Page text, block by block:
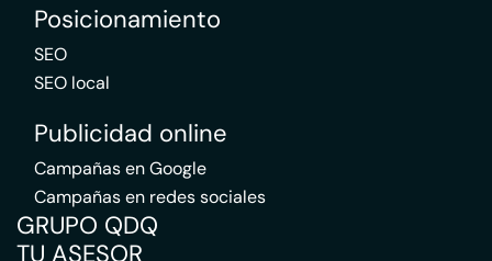
Posicionamiento
SEO
SEO local
Publicidad online
Campañas en Google
Campañas en redes sociales
GRUPO QDQ
TU ASESOR